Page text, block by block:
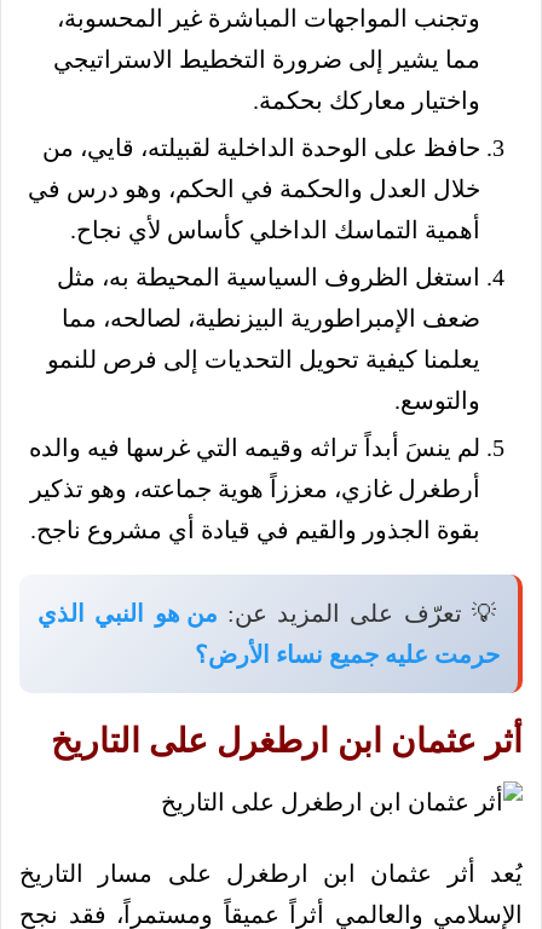
وتجنب المواجهات المباشرة غير المحسوبة،
مما يشير إلى ضرورة التخطيط الاستراتيجي
واختيار معاركك بحكمة.
حافظ على الوحدة الداخلية لقبيلته، قايي، من
خلال العدل والحكمة في الحكم، وهو درس في
أهمية التماسك الداخلي كأساس لأي نجاح.
استغل الظروف السياسية المحيطة به، مثل
ضعف الإمبراطورية البيزنطية، لصالحه، مما
يعلمنا كيفية تحويل التحديات إلى فرص للنمو
والتوسع.
لم ينسَ أبداً تراثه وقيمه التي غرسها فيه والده
أرطغرل غازي، معززاً هوية جماعته، وهو تذكير
بقوة الجذور والقيم في قيادة أي مشروع ناجح.
💡 تعرّف على المزيد عن: من هو النبي الذي
حرمت عليه جميع نساء الأرض؟
أثر عثمان ابن ارطغرل على التاريخ
يُعد أثر عثمان ابن ارطغرل على مسار التاريخ
الإسلامي والعالمي أثراً عميقاً ومستمراً، فقد نجح